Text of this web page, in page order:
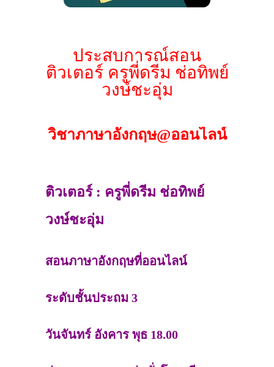
ประสบการณ์สอน
ติวเตอร์ ครูพี่ดรีม ช่อทิพย์
วงษ์ชะอุ่ม
วิชาภาษาอังกฤษ@ออนไลน์
ติวเตอร์ : ครูพี่ดรีม ช่อทิพย์
วงษ์ชะอุ่ม
สอนภาษาอังกฤษที่ออนไลน์
ระดับชั้นประถม 3
วันจันทร์ อังคาร พุธ 18.00